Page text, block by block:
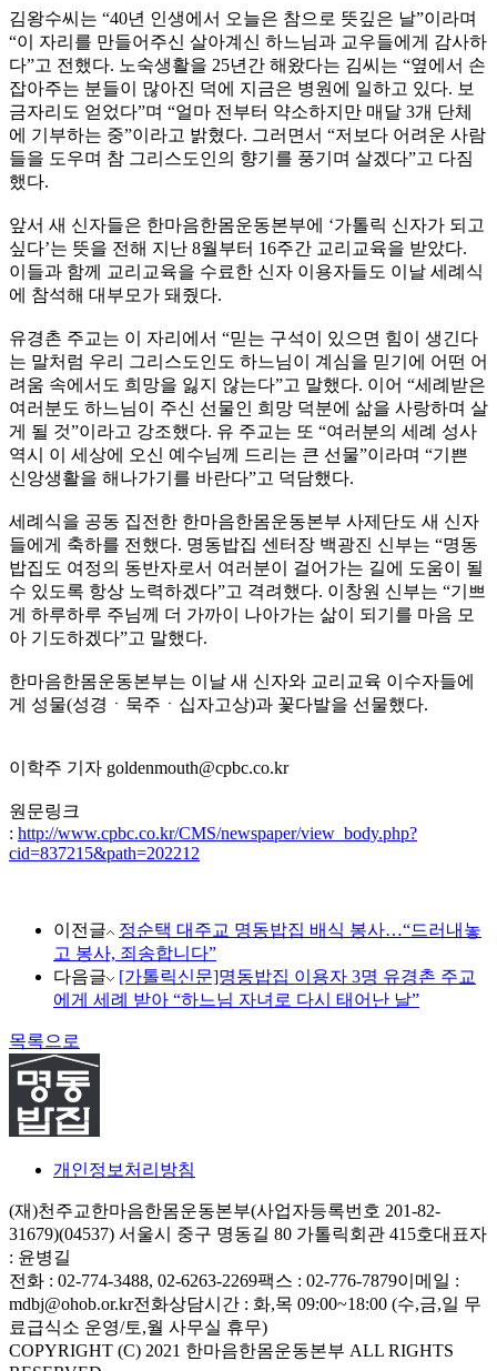
김왕수씨는 “40년 인생에서 오늘은 참으로 뜻깊은 날”이라며
“이 자리를 만들어주신 살아계신 하느님과 교우들에게 감사하
다”고 전했다. 노숙생활을 25년간 해왔다는 김씨는 “옆에서 손
잡아주는 분들이 많아진 덕에 지금은 병원에 일하고 있다. 보
금자리도 얻었다”며 “얼마 전부터 약소하지만 매달 3개 단체
에 기부하는 중”이라고 밝혔다. 그러면서 “저보다 어려운 사람
들을 도우며 참 그리스도인의 향기를 풍기며 살겠다”고 다짐
했다.
앞서 새 신자들은 한마음한몸운동본부에 ‘가톨릭 신자가 되고
싶다’는 뜻을 전해 지난 8월부터 16주간 교리교육을 받았다.
이들과 함께 교리교육을 수료한 신자 이용자들도 이날 세례식
에 참석해 대부모가 돼줬다.
유경촌 주교는 이 자리에서 “믿는 구석이 있으면 힘이 생긴다
는 말처럼 우리 그리스도인도 하느님이 계심을 믿기에 어떤 어
려움 속에서도 희망을 잃지 않는다”고 말했다. 이어 “세례받은
여러분도 하느님이 주신 선물인 희망 덕분에 삶을 사랑하며 살
게 될 것”이라고 강조했다. 유 주교는 또 “여러분의 세례 성사
역시 이 세상에 오신 예수님께 드리는 큰 선물”이라며 “기쁜
신앙생활을 해나가기를 바란다”고 덕담했다.
세례식을 공동 집전한 한마음한몸운동본부 사제단도 새 신자
들에게 축하를 전했다. 명동밥집 센터장 백광진 신부는 “명동
밥집도 여정의 동반자로서 여러분이 걸어가는 길에 도움이 될
수 있도록 항상 노력하겠다”고 격려했다. 이창원 신부는 “기쁘
게 하루하루 주님께 더 가까이 나아가는 삶이 되기를 마음 모
아 기도하겠다”고 말했다.
한마음한몸운동본부는 이날 새 신자와 교리교육 이수자들에
게 성물(성경ㆍ묵주ㆍ십자고상)과 꽃다발을 선물했다.
이학주 기자 goldenmouth@cpbc.co.kr
원문링크
: http://www.cpbc.co.kr/CMS/newspaper/view_body.php?
cid=837215&path=202212
이전글
정순택 대주교 명동밥집 배식 봉사…“드러내놓
고 봉사, 죄송합니다”
다음글
[가톨릭신문]명동밥집 이용자 3명 유경촌 주교
에게 세례 받아 “하느님 자녀로 다시 태어난 날”
목록으로
개인정보처리방침
(재)천주교한마음한몸운동본부(사업자등록번호 201-82-
31679)(04537) 서울시 중구 명동길 80 가톨릭회관 415호대표자
: 윤병길
전화 : 02-774-3488, 02-6263-2269팩스 : 02-776-7879이메일 :
mdbj@ohob.or.kr전화상담시간 : 화,목 09:00~18:00 (수,금,일 무
료급식소 운영/토,월 사무실 휴무)
COPYRIGHT (C) 2021 한마음한몸운동본부 ALL RIGHTS